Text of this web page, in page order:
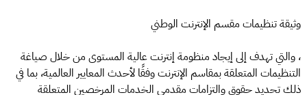
وثيقة تنظيمات مقسم الإنترنت الوطني
، والتي تهدف إلى إيجاد منظومة إنترنت عالية المستوى من خلال صياغة
التنظيمات المتعلقة بمقاسم الإنترنت وفقًا لأحدث المعايير العالمية، بما في
ذلك تحديد حقوق والتزامات مقدمي الخدمات المرخصين المتعلقة